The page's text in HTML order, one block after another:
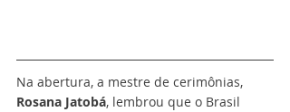
Na abertura, a mestre de cerimônias,
Rosana Jatobá, lembrou que o Brasil